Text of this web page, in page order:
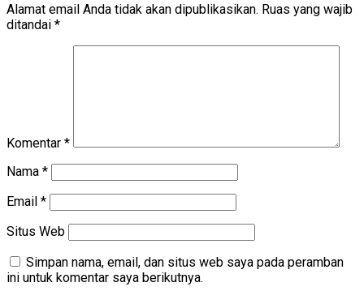
Alamat email Anda tidak akan dipublikasikan. Ruas yang wajib
ditandai *
Komentar *
Nama *
Email *
Situs Web
Simpan nama, email, dan situs web saya pada peramban
ini untuk komentar saya berikutnya.